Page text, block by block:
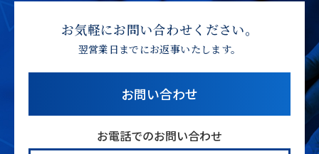
お気軽にお問い合わせください。
翌営業日までにお返事いたします。
お問い合わせ
お電話でのお問い合わせ